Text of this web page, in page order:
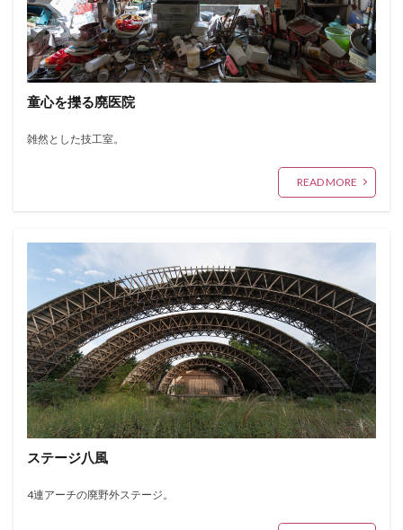
童心を擽る廃医院
雑然とした技工室。
READ MORE
ステージ八風
4連アーチの廃野外ステージ。